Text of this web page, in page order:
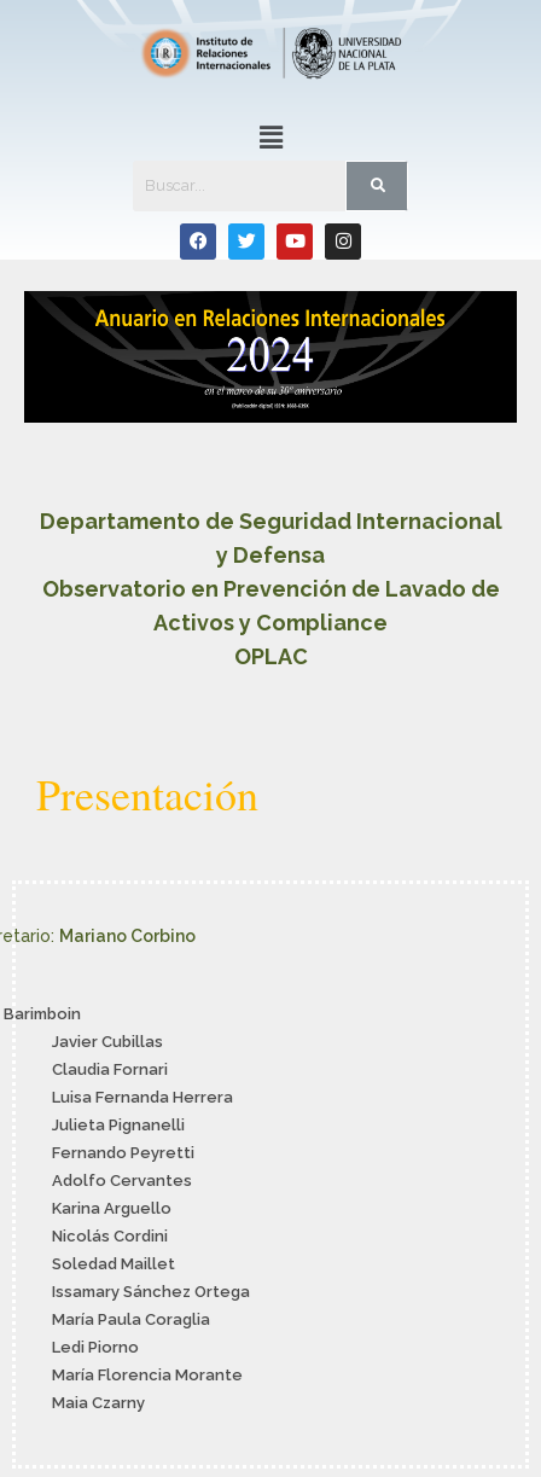
Departamento de Seguridad Internacional
y Defensa
Observatorio en Prevención de Lavado de
Activos y Compliance
OPLAC
Presentación
Mariano Corbino
Javier Cubillas
Claudia Fornari
Luisa Fernanda Herrera
Julieta Pignanelli
Fernando Peyretti
Adolfo Cervantes
Karina Arguello
Nicolás Cordini
Soledad Maillet
Issamary Sánchez Ortega
María Paula Coraglia
Ledi Piorno
María Florencia Morante
Maia Czarny